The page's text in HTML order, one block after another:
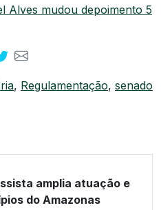
Alves mudou depoimento 5
, Regulamentação, senado
amplia atuação e
do Amazonas